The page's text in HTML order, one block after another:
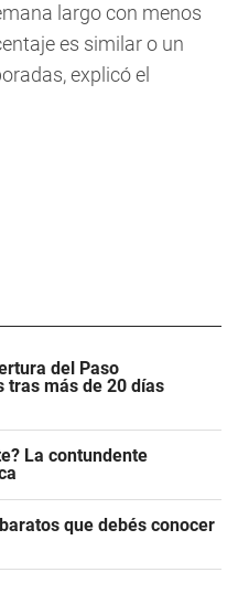
largo con menos
es similar o un
explicó el
del Paso
tras más de 20 días
La contundente
que debés conocer